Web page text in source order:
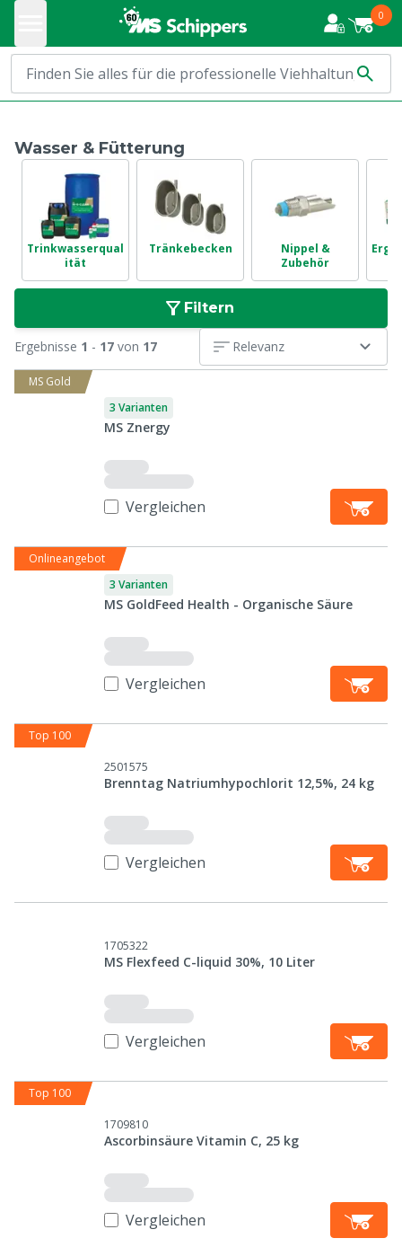
0
Wasser & Fütterung
Trinkwasserqual
ität
Tränkebecken
Nippel &
Zubehör
Filtern
Ergebnisse 1 - 17 von 17 Relevanz
MS Gold
3 Varianten
MS Znergy
Vergleichen
Onlineangebot
3 Varianten
MS GoldFeed Health - Organische Säure
Vergleichen
Top 100
2501575
Brenntag Natriumhypochlorit 12,5%, 24 kg
Vergleichen
1705322
MS Flexfeed C-liquid 30%, 10 Liter
Vergleichen
Top 100
1709810
Ascorbinsäure Vitamin C, 25 kg
Vergleichen